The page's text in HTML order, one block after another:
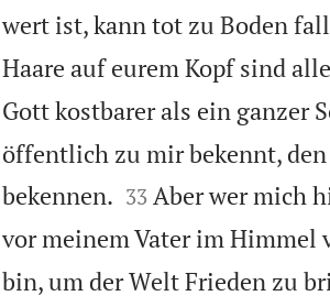
wert ist, kann tot zu Boden
Haare auf eurem Kopf sind
Gott kostbarer als ein ganzer
öffentlich zu mir bekennt,
bekennen.
33 Aber wer mich
vor meinem Vater im Himmel
bin, um der Welt Frieden zu